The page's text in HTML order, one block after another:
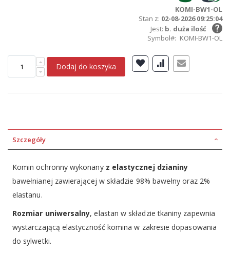
KOMI-BW1-OL
Stan z: 02-08-2026 09:25:04
Jest: b. duża ilość
Symbol
KOMI-BW1-OL
Dodaj do koszyka
Szczegóły
Komin ochronny wykonany z elastycznej dzianiny
bawełnianej zawierającej w składzie 98% bawełny oraz 2%
elastanu.
Rozmiar uniwersalny, elastan w składzie tkaniny zapewnia
wystarczającą elastyczność komina w zakresie dopasowania
do sylwetki.